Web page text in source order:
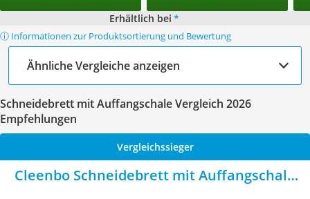
Erhältlich bei *
ⓘ Informationen zur Produktsortierung und Bewertung
Ähnliche Vergleiche anzeigen
Schneidebrett mit Auffangschale Vergleich 2026
Empfehlungen
Vergleichssieger
Cleenbo Schneidebrett mit Auffangschale